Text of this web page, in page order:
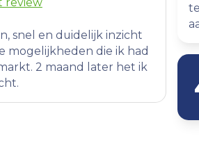
review
snel en duidelijk inzicht
mogelijkheden die ik had
2 maand later het ik